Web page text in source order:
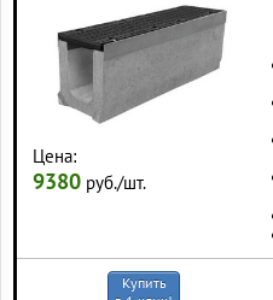
Цена:
9380 руб./шт.
Купить